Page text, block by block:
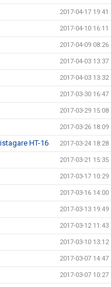
2017-04-17 19:41
2017-04-10 16:11
2017-04-09 08:26
2017-04-03 13:37
2017-04-03 13:32
2017-03-30 16:47
2017-03-29 15:08
2017-03-26 18:09
HT-16 2017-03-24 18:28
2017-03-21 15:35
2017-03-17 10:29
2017-03-16 14:00
2017-03-13 19:49
2017-03-12 11:43
2017-03-10 13:12
2017-03-07 14:47
2017-03-07 10:27